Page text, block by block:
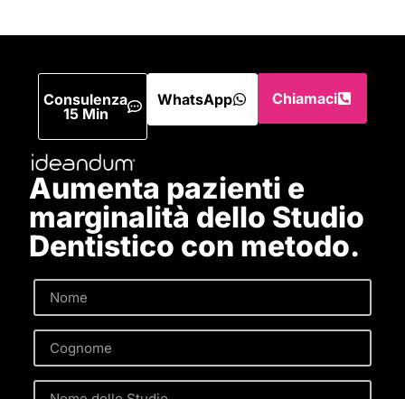
Consulenza
15 Min
WhatsApp Chiamaci
Aumenta pazienti e
marginalità dello Studio
Dentistico con metodo.